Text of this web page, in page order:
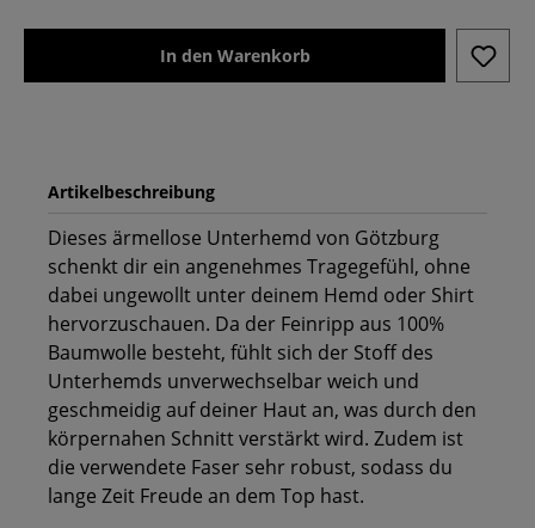
In den Warenkorb
Artikelbeschreibung
Dieses ärmellose Unterhemd von Götzburg
schenkt dir ein angenehmes Tragegefühl, ohne
dabei ungewollt unter deinem Hemd oder Shirt
hervorzuschauen. Da der Feinripp aus 100%
Baumwolle besteht, fühlt sich der Stoff des
Unterhemds unverwechselbar weich und
geschmeidig auf deiner Haut an, was durch den
körpernahen Schnitt verstärkt wird. Zudem ist
die verwendete Faser sehr robust, sodass du
lange Zeit Freude an dem Top hast.